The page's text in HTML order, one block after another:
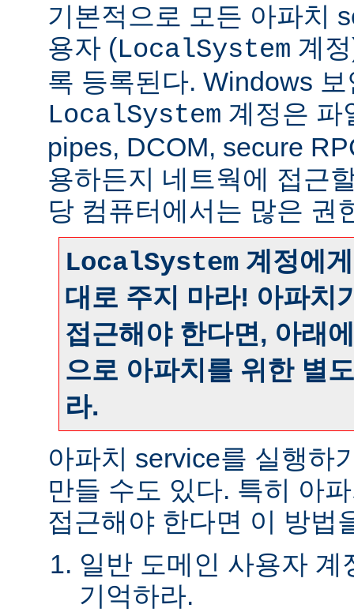
기본적으로 모든 아파치
용자 (LocalSystem 계
록 등록된다. Windows
LocalSystem 계정은 파
pipes, DCOM, secure
용하든지 네트웍에 접근
당 컴퓨터에서는 많은 권
LocalSystem 계정에
대로 주지 마라! 아파치
접근해야 한다면, 아래
으로 아파치를 위한 별
라.
아파치 service를 실행하
만들 수도 있다. 특히 아
접근해야 한다면 이 방법
일반 도메인 사용자
기억하라.